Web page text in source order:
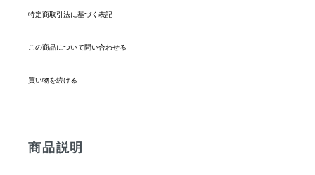
特定商取引法に基づく表記
この商品について問い合わせる
買い物を続ける
商品説明